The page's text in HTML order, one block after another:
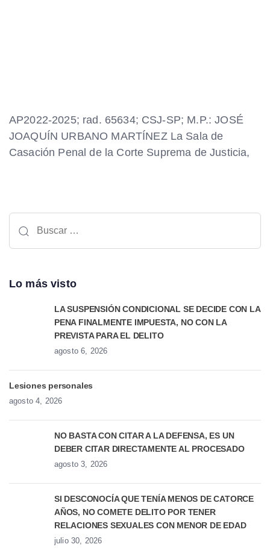
AP2022-2025; rad. 65634; CSJ-SP; M.P.: JOSÉ
JOAQUÍN URBANO MARTÍNEZ La Sala de
Casación Penal de la Corte Suprema de Justicia,
Lo más visto
LA SUSPENSIÓN CONDICIONAL SE DECIDE CON LA
PENA FINALMENTE IMPUESTA, NO CON LA
PREVISTA PARA EL DELITO
agosto 6, 2026
Lesiones personales
agosto 4, 2026
NO BASTA CON CITAR A LA DEFENSA, ES UN
DEBER CITAR DIRECTAMENTE AL PROCESADO
agosto 3, 2026
SI DESCONOCÍA QUE TENÍA MENOS DE CATORCE
AÑOS, NO COMETE DELITO POR TENER
RELACIONES SEXUALES CON MENOR DE EDAD
julio 30, 2026